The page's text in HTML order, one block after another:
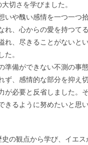
切さを学びました。
いや醜い感情を一つ一つ
れ、心からの愛を持つて
れ、尽きることがないと
た。
準備ができない不測の事
ず、感情的な部分を抑え
が必要と反省しました。
きるように努めたいと思い
の観点から学び、イエ